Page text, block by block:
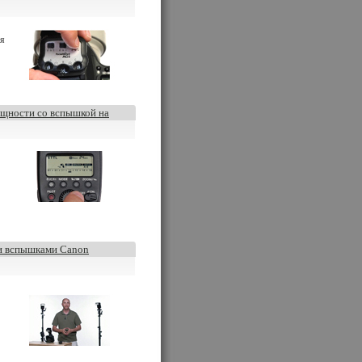
со вспышкой на
вспышками Canon